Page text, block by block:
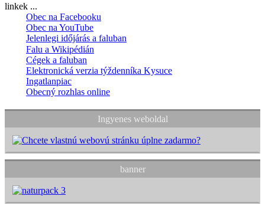
linkek ...
Obec na Facebooku
Obec na YouTube
Jelenlegi időjárás a faluban
Falu a Wikipédián
Cégek a faluban
Elektronická verzia týždenníka Kysuce
Ingatlanpiac
Obecný rozhlas online
Ingyenes weboldal
banner